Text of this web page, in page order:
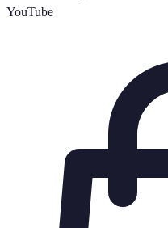
YouTube